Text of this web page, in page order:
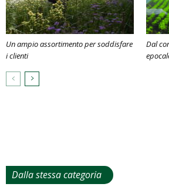
Un ampio assortimento per soddisfare
i clienti
Dal
Dalla stessa categoria